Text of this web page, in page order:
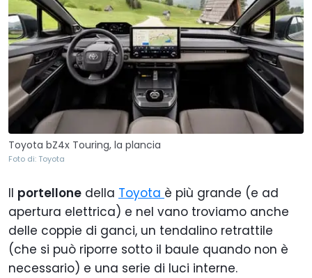
Toyota bZ4x Touring, la plancia
Foto di: Toyota
Il portellone della Toyota è più grande (e ad
apertura elettrica) e nel vano troviamo anche
delle coppie di ganci, un tendalino retrattile
(che si può riporre sotto il baule quando non è
necessario) e una serie di luci interne.